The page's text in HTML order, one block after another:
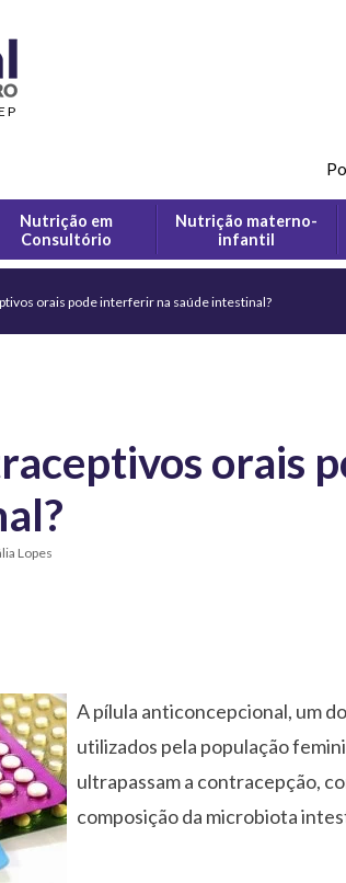
Nutrição em
Consultório
Nutrição materno-
infantil
orais pode interferir na saúde intestinal?
orais
Lopes
A pílula anticoncepcional, um
utilizados pela população
ultrapassam a contracepção,
composição da microbiota